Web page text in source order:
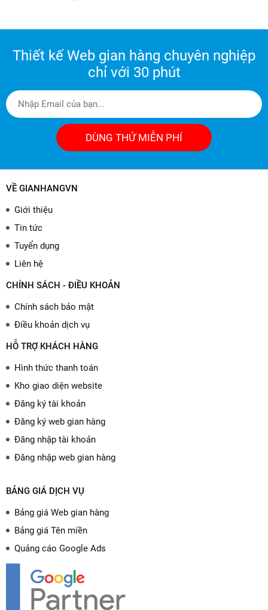
Thiết kế Web gian hàng chuyên nghiệp
chỉ với 30 phút
DÙNG THỬ MIỄN PHÍ
VỀ GIANHANGVN
Giới thiệu
Tin tức
Tuyển dụng
Liên hệ
CHÍNH SÁCH - ĐIỀU KHOẢN
Chính sách bảo mật
Điều khoản dịch vụ
HỖ TRỢ KHÁCH HÀNG
Hình thức thanh toán
Kho giao diện website
Đăng ký tài khoản
Đăng ký web gian hàng
Đăng nhập tài khoản
Đăng nhập web gian hàng
BẢNG GIÁ DỊCH VỤ
Bảng giá Web gian hàng
Bảng giá Tên miền
Quảng cáo Google Ads